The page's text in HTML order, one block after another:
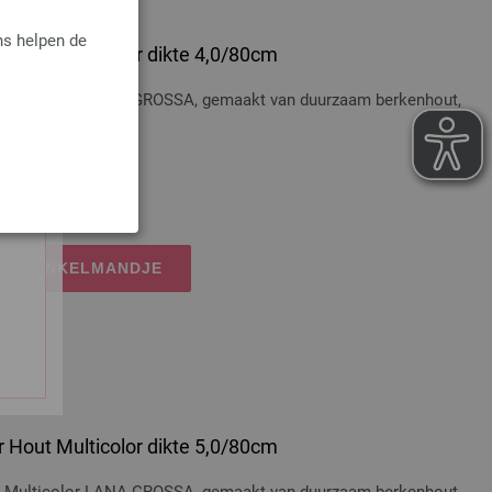
helpen de
Hout Multicolor dikte 4,0/80cm
LANA GROSSA, gemaakt van duurzaam berkenhout,
WINKELMANDJE
Hout Multicolor dikte 5,0/80cm